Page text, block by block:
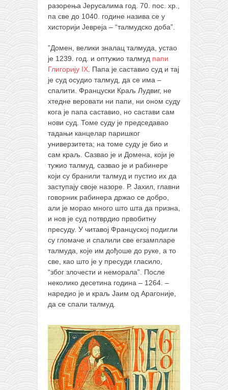
разорења Јерусалима год. 70. пос. хр.,
па све до 1040. године назива се у
хисторији Јевреја – “талмудско доба”.
”Домен, велики зналац талмуда, устао
је 1239. год. и оптужио талмуд папи
Глигорију IХ . Папа је саставио суд и тај
је суд осудио талмуд, да се има –
спалити. Француски Краљ Лудвиг, не
хтедне веровати ни папи, ни оном суду
кога је папа саставио, но састави сам
нови суд. Томе суду је председавао
тадањи канцелар паришког
универзитета; на томе суду је био и
сам краљ. Сазвао је и Домена, који је
тужио талмуд, сазвао је и рабинере
који су бранили талмуд и пустио их да
заступају своје назоре. Р. Јахил, главни
говорник рабинера држао се добро,
али је морао много што шта да призна,
и нов је суд потврдио првобитну
пресуду. У читавој Француској подигли
су гломаче и спалили све егзампларе
талмуда, које им дођоше до руке, а то
све, као што је у пресуди гласило,
“због злочести и неморала”. После
неколико десетина година – 1264. –
наредио је и краљ Јаим од Арагоније,
да се спали талмуд.